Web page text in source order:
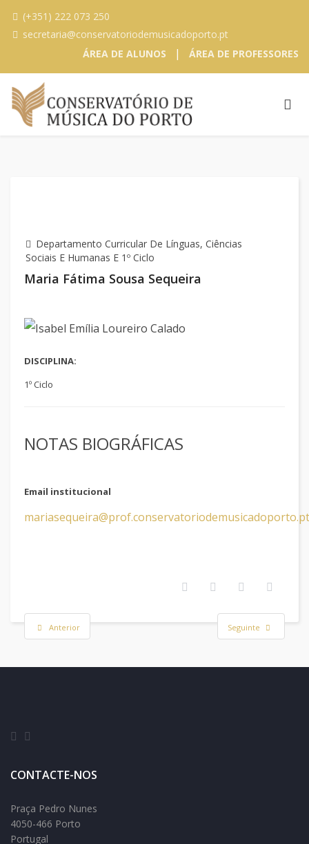
(+351) 222 073 250
secretaria@conservatoriodemusicadoporto.pt
ÁREA DE ALUNOS
| ÁREA DE PROFESSORES
Departamento Curricular De Línguas, Ciências
Sociais E Humanas E 1º Ciclo
Maria Fátima Sousa Sequeira
DISCIPLINA:
1º Ciclo
NOTAS BIOGRÁFICAS
Email institucional
mariasequeira@prof.conservatoriodemusicadoporto.pt
Anterior Seguinte
CONTACTE-NOS
Praça Pedro Nunes
4050-466 Porto
Portugal